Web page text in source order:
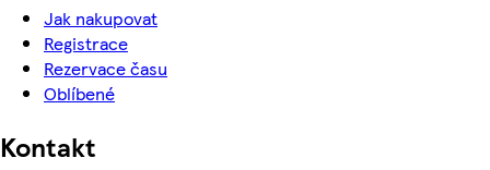
Jak nakupovat
Registrace
Rezervace času
Oblíbené
Kontakt